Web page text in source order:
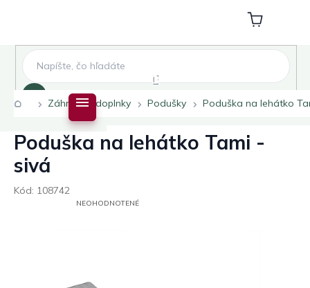
Nákupný
košík
DomovZáhradné doplnky Podušky Poduška na lehátko
Poduška na lehátko Tami -
sivá
Kód: 108742
PRIEMERNÉ
HVIEZDIČIEK.
NEOHODNOTENÉ